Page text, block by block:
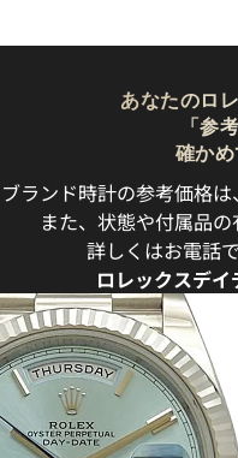
あなたのロ
「参
確か
ブランド時計の参考価格は
また、状態や付属品
詳しくはお電話
ロレックスデ